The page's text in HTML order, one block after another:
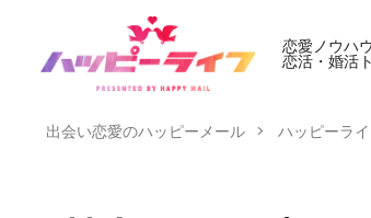
恋愛ノウハ
恋活・婚活
出会い恋愛のハッピーメール ハッピーライ